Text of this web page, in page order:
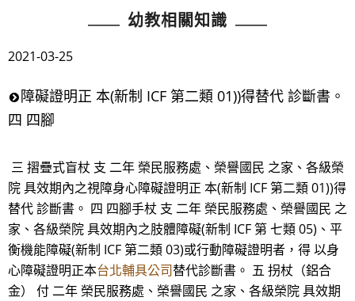
幼教相關知識
2021-03-25
障礙證明正 本(新制 ICF 第二類 01))得替代 診斷書。
四 四腳
三 摺疊式盲杖 支 二年 榮民服務處、榮譽國民 之家、各級榮
院 具效期內之視障身心障礙證明正 本(新制 ICF 第二類 01))得
替代 診斷書。 四 四腳手杖 支 二年 榮民服務處、榮譽國民 之
家、各級榮院 具效期內之肢體障礙(新制 ICF 第 七類 05)、平
衡機能障礙(新制 ICF 第二類 03)或行動障礙證明者，得 以身
心障礙證明正本台北輔具公司替代診斷書。 五 拐杖（鋁合
金） 付 二年 榮民服務處、榮譽國民 之家、各級榮院 具效期